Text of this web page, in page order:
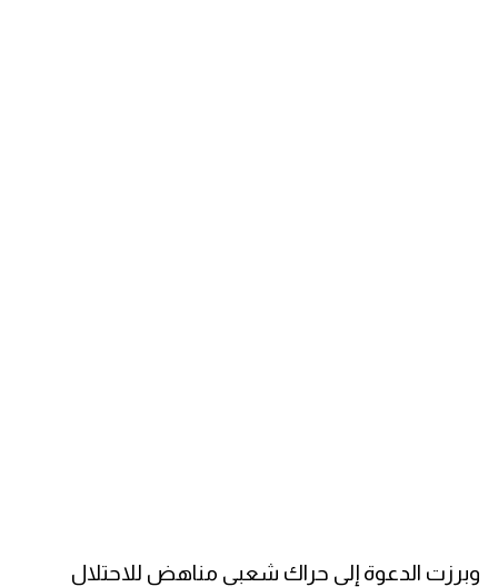
وبرزت الدعوة إلى حراك شعبي مناهض للاحتلال